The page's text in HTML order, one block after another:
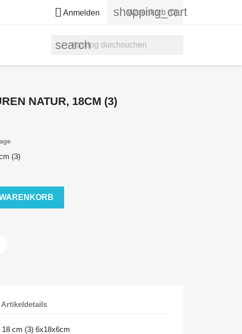
 Anmelden shopping_cart
Warenkorb (0)
search
NATUR, 18CM (3)
(3)
Artikeldetails
18 cm (3) 6x18x6cm